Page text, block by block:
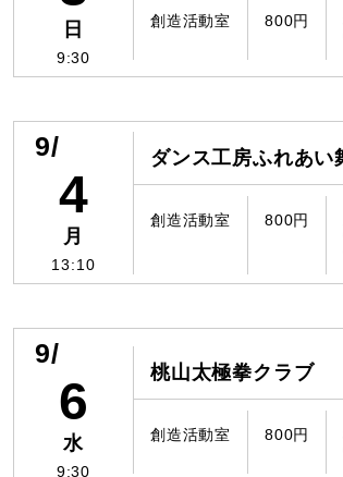
日
9:30
創造活動室 800円
9/
4
月
13:10
ダンス工房ふれあい
創造活動室 800円
9/
6
水
9:30
桃山太極拳クラブ
創造活動室 800円